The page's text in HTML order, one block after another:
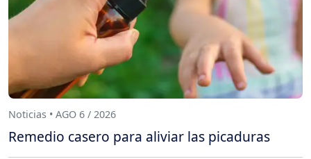
Noticias • AGO 6 / 2026
Remedio casero para aliviar las picaduras